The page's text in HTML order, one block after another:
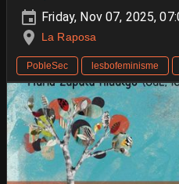
Friday, Nov 07, 2025,
La Raposa
PobleSec lesbofeminisme